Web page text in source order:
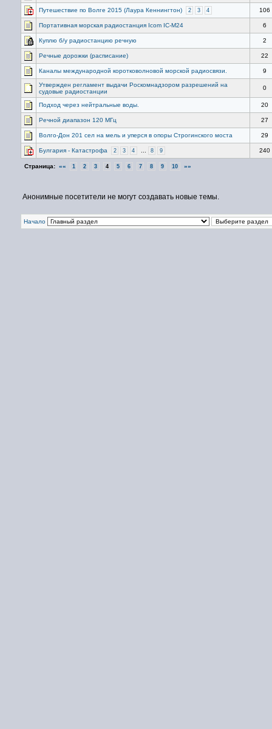
Путешествие по Волге 2015 (Лаура Кеннингтон) 2 3 4 106
Портативная морская радиостанция Icom IC-M24 6
Куплю б/у радиостанцию речную 2
Речные дорожки (расписание) 22
Каналы международной коротковолновой морской радиосвязи. 9
Утвержден регламент выдачи Роскомнадзором разрешений на
судовые радиостанции
0
Подход через нейтральные воды. 20
Речной диапазон 120 МГц 27
Волго-Дон 201 сел на мель и уперся в опоры Строгинского моста 29
Булгария - Катастрофа 2 3 4 8 9 240
Страница: «« 1 2 3 4 5 6 7 8 9 10 »»
Анонимные посетители не могут создавать новые темы.
Начало